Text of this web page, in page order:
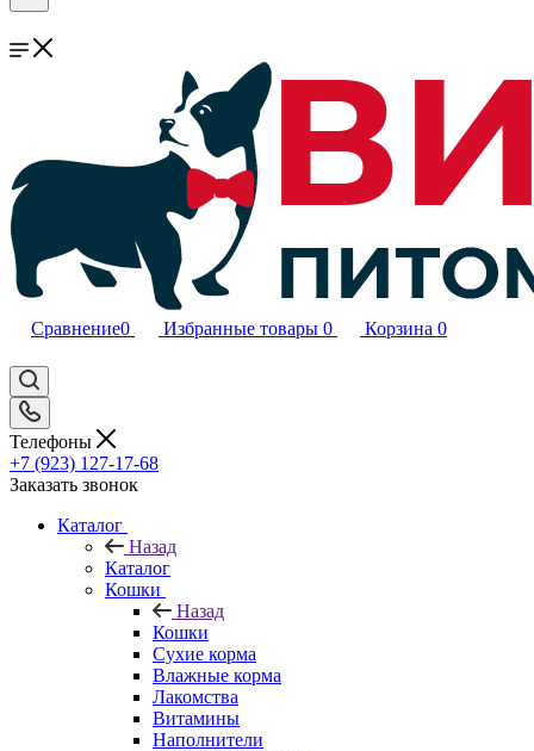
Сравнение0 Избранные товары 0 Корзина 0
Телефоны
+7 (923) 127-17-68
Заказать звонок
Каталог
Назад
Каталог
Кошки
Назад
Кошки
Сухие корма
Влажные корма
Лакомства
Витамины
Наполнители